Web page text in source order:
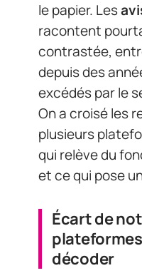
le papier. Les
racontent
contrastée,
depuis des
excédés par le
On a croisé les
plusieurs
qui relève du
et ce qui pose
Écart de
plateformes
décoder